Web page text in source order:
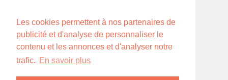
Les cookies permettent à nos partenaires de
publicité et d'analyse de personnaliser le
contenu et les annonces et d'analyser notre
trafic. En savoir plus